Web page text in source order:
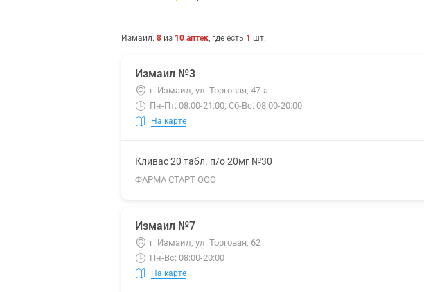
Измаил: 8 из 10 аптек, где есть 1 шт.
Измаил №3
г. Измаил, ул. Торговая, 47-а
Пн-Пт: 08:00-21:00; Сб-Вс: 08:00-20:00
На карте
Кливас 20 табл. п/о 20мг №30
ФАРМА СТАРТ ООО
Измаил №7
г. Измаил, ул. Торговая, 62
Пн-Вс: 08:00-20:00
На карте